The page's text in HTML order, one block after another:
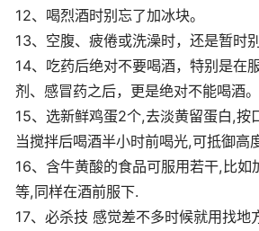
12、喝烈酒时别忘了加冰块。
13、空腹、疲倦或洗澡时，还是暂时别
14、吃药后绝对不要喝酒，特别是在
剂、感冒药之后，更是绝对不能喝酒。
15、选新鲜鸡蛋2个,去淡黄留蛋白,按
当搅拌后喝酒半小时前喝光,可抵御高
16、含牛黄酸的食品可服用若干,比如
等,同样在酒前服下.
17、必杀技 感觉差不多时候就用找地